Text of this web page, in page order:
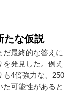
たな仮説
最終的な答えに
発見した。例え
も4倍強力な、250
可能性があると